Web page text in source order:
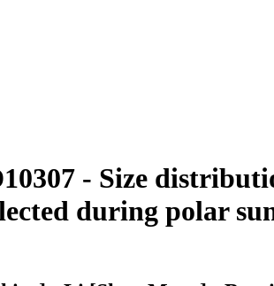
- Size
during polar